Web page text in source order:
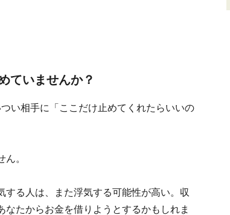
ていませんか？
い相手に「ここだけ止めてくれたらいいの
。
る人は、また浮気する可能性が高い。収
たからお金を借りようとするかもしれま